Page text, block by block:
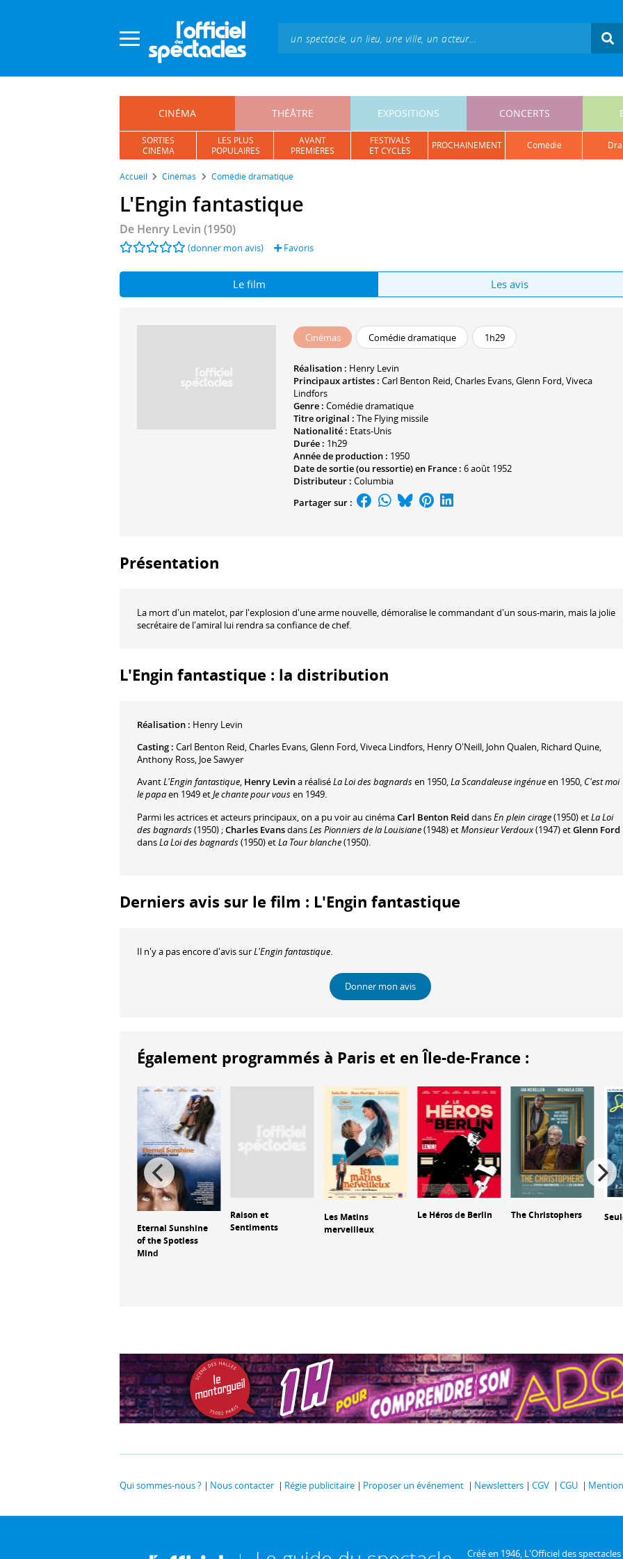
CINÉMA THÉÂTRE EXPOSITIONS CONCERTS
SORTIES
CINÉMA
LES PLUS
POPULAIRES
AVANT
PREMIÈRES
FESTIVALS
ET CYCLES
PROCHAINEMENT comédie
Accueil Cinémas Comédie dramatique
L'Engin fantastique
De Henry Levin (1950)
(donner mon avis) Favoris
Le film Les avis
Cinémas Comédie dramatique 1h29
Réalisation : Henry Levin
Principaux artistes : Carl Benton Reid,Charles Evans,Glenn Ford,Viveca
Lindfors
Genre : Comédie dramatique
Titre original : The Flying missile
Nationalité : Etats-Unis
Durée : 1h29
Année de production : 1950
Date de sortie (ou ressortie) en France : 6 août 1952
Distributeur : Columbia
Partager sur :
Présentation
La mort d'un matelot, par l'explosion d'une arme nouvelle, démoralise le commandant d'un sous-marin, mais la jolie
secrétaire de l'amiral lui rendra sa confiance de chef.
L'Engin fantastique : la distribution
Réalisation : Henry Levin
Casting : Carl Benton Reid,Charles Evans,Glenn Ford,Viveca Lindfors, Henry O'Neill, John Qualen, Richard Quine,
Anthony Ross, Joe Sawyer
AvantL'Engin fantastique, Henry Levina réaliséLa Loi des bagnardsen 1950,La Scandaleuse ingénueen 1950, C'est moi
le papaen 1949 etJe chante pour vousen 1949.
Parmi les actrices et acteurs principaux, on a pu voir au cinémaCarl Benton Reid dansEn plein cirage(1950) etLa Loi
des bagnards(1950) ;Charles EvansdansLes Pionniers de la Louisiane(1948) etMonsieur Verdoux(1947) etGlenn Ford
dansLa Loi des bagnards(1950) etLa Tour blanche(1950).
Derniers avis sur le film : L'Engin fantastique
Il n'y a pas encore d'avis surL'Engin fantastique.
Donner mon avis
Également programmés à Paris et en Île-de-France :
Eternal Sunshine
of the Spotless
Mind
Raison et
Sentiments
Les Matins
merveilleux
Le Héros de Berlin The Christophers
Qui sommes-nous ? Nous contacter Régie publicitaire Proposer un événement Newsletters CGV CGU
Créé en 1946, L'Officiel des